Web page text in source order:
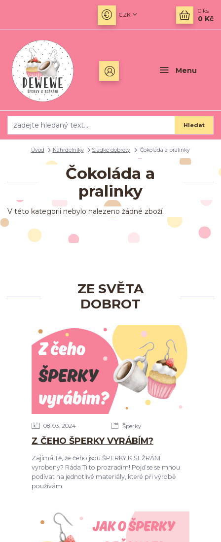
Menu
CZK
Hledat
0 ks
0 Kč
Úvod Náhrdelníky Sladké dobroty Čokoláda a pralinky
Čokoláda a
pralinky
V této kategorii nebylo nalezeno žádné zboží.
ZE SVĚTA
DOBROT
08 03 2024 Šperky
Z ČEHO ŠPERKY VYRÁBÍM?
Zajímá Tě, že čeho jsou ŠPERKY K SEŽRÁNÍ
vyrobeny? Ráda Ti to prozradím! Pojď se se mnou
podívat na jednotlivé materiály, které při výrobě
používám.